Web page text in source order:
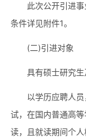
此次公开引进
条件详见附件1。
(二)引进对象
具有硕士研究生
以学历应聘人
试，在国内普通高
读，且就读期间个